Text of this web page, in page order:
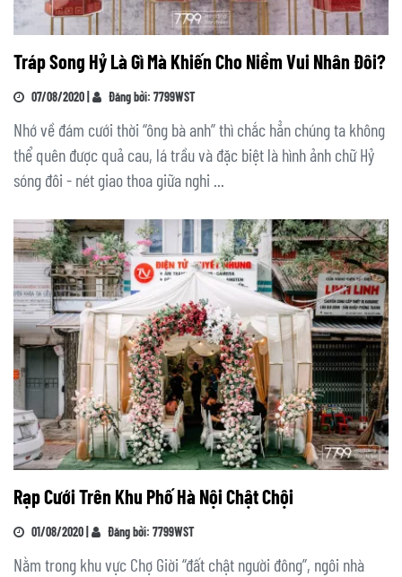
Tráp Song Hỷ Là Gì Mà Khiến Cho Niềm Vui Nhân Đôi?
07/08/2020 | Đăng bởi: 7799WST
Nhớ về đám cưới thời “ông bà anh” thì chắc hẳn chúng ta không
thể quên được quả cau, lá trầu và đặc biệt là hình ảnh chữ Hỷ
sóng đôi - nét giao thoa giữa nghi ...
Rạp Cưới Trên Khu Phố Hà Nội Chật Chội
01/08/2020 | Đăng bởi: 7799WST
Nằm trong khu vực Chợ Giời “đất chật người đông”, ngôi nhà